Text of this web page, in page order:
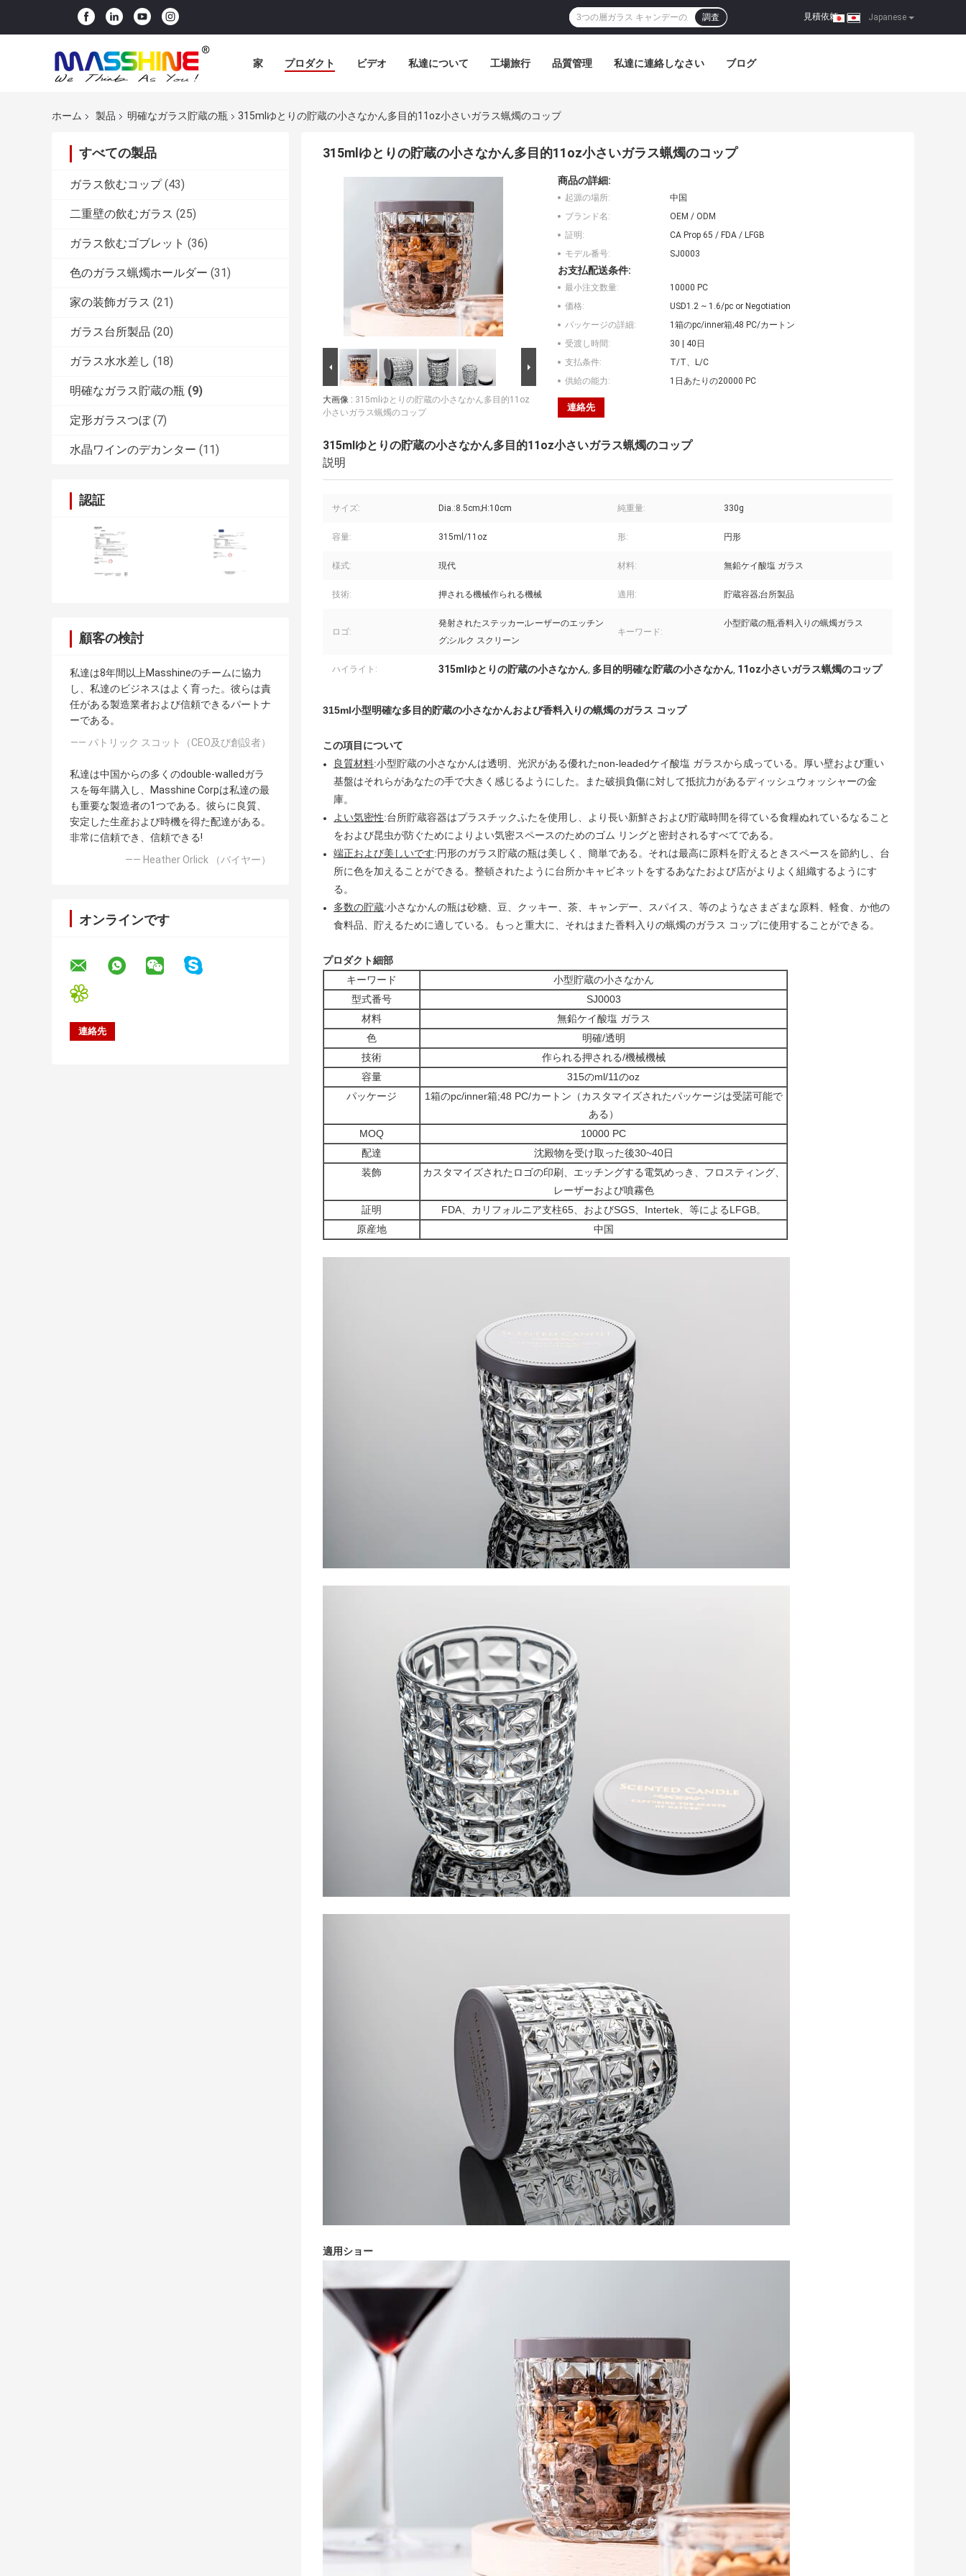
Japanese
見積依頼 |
調査
家 プロダクト ビデオ 私達について 工場旅行 品質管理 私達に連絡しなさい ブログ
ホーム 製品 明確なガラス貯蔵の瓶 315mlゆとりの貯蔵の小さなかん多目的11oz小さいガラス蝋燭のコップ
すべての製品
ガラス飲むコップ (43)
二重壁の飲むガラス (25)
ガラス飲むゴブレット (36)
色のガラス蝋燭ホールダー (31)
家の装飾ガラス (21)
ガラス台所製品 (20)
ガラス水水差し (18)
明確なガラス貯蔵の瓶 (9)
定形ガラスつぼ (7)
水晶ワインのデカンター (11)
認証
顧客の検討
私達は8年間以上Masshineのチームに協力
し、私達のビジネスはよく育った。彼らは責
任がある製造業者および信頼できるパートナ
ーである。
—— パトリック スコット（CEO及び創設者）
私達は中国からの多くのdouble-walledガラ
スを毎年購入し、Masshine Corpは私達の最
も重要な製造者の1つである。彼らに良質、
安定した生産および時機を得た配達がある。
非常に信頼でき、信頼できる!
—— Heather Orlick （バイヤー）
オンラインです
315mlゆとりの貯蔵の小さなかん多目的11oz小さいガラス蝋燭のコップ
大画像 : 315mlゆとりの貯蔵の小さなかん多目的11oz
小さいガラス蝋燭のコップ
商品の詳細:
起源の場所:
中国
ブランド名:
OEM / ODM
証明:
CA Prop 65 / FDA / LFGB
モデル番号:
SJ0003
お支払配送条件:
最小注文数量:
10000 PC
価格:
USD1.2 ~ 1.6/pc or Negotiation
パッケージの詳細:
1箱のpc/inner箱;48 PC/カートン
受渡し時間:
30 | 40日
支払条件:
T/T、L/C
供給の能力:
1日あたりの20000 PC
連絡先
315mlゆとりの貯蔵の小さなかん多目的11oz小さいガラス蝋燭のコップ
説明
サイズ: Dia.:8.5cm;H:10cm 純重量: 330g
容量: 315ml/11oz 形: 円形
様式: 現代 材料: 無鉛ケイ酸塩 ガラス
技術: 押される機械作られる機械 適用: 貯蔵容器;台所製品
ロゴ:
発射されたステッカー;レーザーのエッチン
グ;シルク スクリーン
キーワード:
小型貯蔵の瓶;香料入りの蝋燭ガラス
ハイライト: 315mlゆとりの貯蔵の小さなかん, 多目的明確な貯蔵の小さなかん, 11oz小さいガラス蝋燭のコップ
315ml小型明確な多目的貯蔵の小さなかんおよび香料入りの蝋燭のガラス コップ
この項目について
良質材料:小型貯蔵の小さなかんは透明、光沢がある優れたnon-leadedケイ酸塩 ガラスから成っている。厚い壁および重い
基盤はそれらがあなたの手で大きく感じるようにした。また破損負傷に対して抵抗力があるディッシュウォッシャーの金
庫。
よい気密性:台所貯蔵容器はプラスチックふたを使用し、より長い新鮮さおよび貯蔵時間を得ている食糧ぬれているなること
をおよび昆虫が防ぐためによりよい気密スペースのためのゴム リングと密封されるすべてである。
端正および美しいです:円形のガラス貯蔵の瓶は美しく、簡単である。それは最高に原料を貯えるときスペースを節約し、台
所に色を加えることができる。整頓されたように台所かキャビネットをするあなたおよび店がよりよく組織するようにす
る。
多数の貯蔵:小さなかんの瓶は砂糖、豆、クッキー、茶、キャンデー、スパイス、等のようなさまざまな原料、軽食、か他の
食料品、貯えるために適している。もっと重大に、それはまた香料入りの蝋燭のガラス コップに使用することができる。
プロダクト細部
キーワード
小型貯蔵の小さなかん
型式番号
SJ0003
材料
無鉛ケイ酸塩 ガラス
色
明確/透明
技術
作られる押される/機械機械
容量
315のml/11のoz
パッケージ
1箱のpc/inner箱;48 PC/カートン（カスタマイズされたパッケージは受諾可能で
ある）
MOQ
10000 PC
配達
沈殿物を受け取った後30~40日
装飾
カスタマイズされたロゴの印刷、エッチングする電気めっき、フロスティング、
レーザーおよび噴霧色
証明
FDA、カリフォルニア支柱65、およびSGS、Intertek、等によるLFGB。
原産地
中国
適用ショー